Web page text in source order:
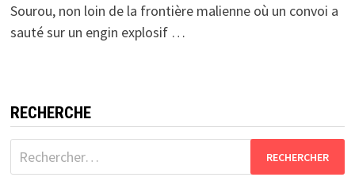
Sourou, non loin de la frontière malienne où un convoi a
sauté sur un engin explosif …
RECHERCHE
Rechercher :